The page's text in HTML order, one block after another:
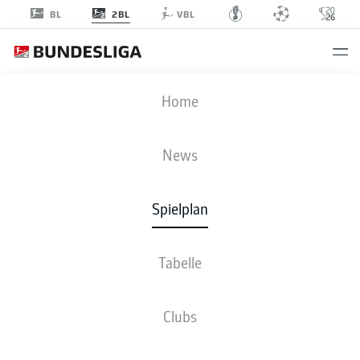
BL 2BL VBL
Home
News
Spielplan
Tabelle
Clubs
PRM
2 1
AUFSTELLUNGEN